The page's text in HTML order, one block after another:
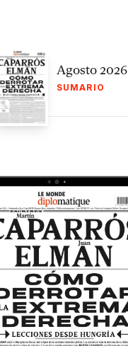
Agosto 2026
SUMARIO